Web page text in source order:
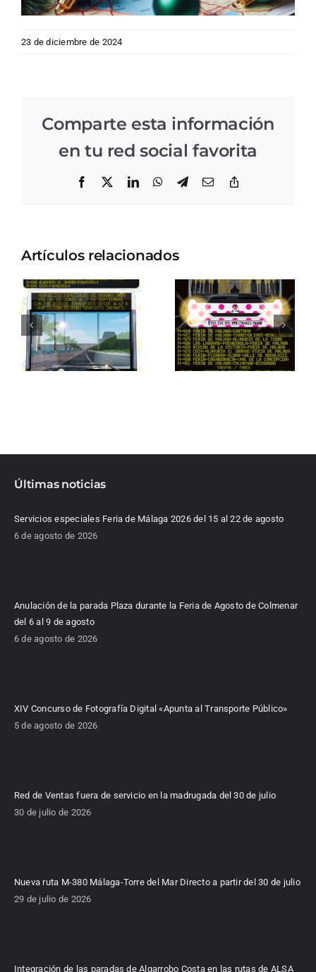
23 de diciembre de 2024
Comparte esta información
en tu red social favorita
Facebook LinkedInWhatsApp
Telegram
Correo
Artículos relacionados
Últimas noticias
Servicios especiales Feria de Málaga 2026 del 15 al 22 de agosto
6 de agosto de 2026
Anulación de la parada Plaza durante la Feria de Agosto de Colmenar
del 6 al 9 de agosto
6 de agosto de 2026
XIV Concurso de Fotografía Digital «Apunta al Transporte Público»
5 de agosto de 2026
Red de Ventas fuera de servicio en la madrugada del 30 de julio
30 de julio de 2026
Nueva ruta M-380 Málaga-Torre del Mar Directo a partir del 30 de julio
29 de julio de 2026
Integración de las paradas de Algarrobo Costa en las rutas de ALSA